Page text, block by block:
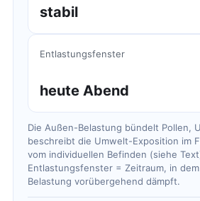
stabil
Entlastungsfenster
heute Abend
Die Außen-Belastung bündelt Pollen,
beschreibt die Umwelt-Exposition im
vom individuellen Befinden (siehe
Entlastungsfenster = Zeitraum, in
Belastung vorübergehend dämpft.